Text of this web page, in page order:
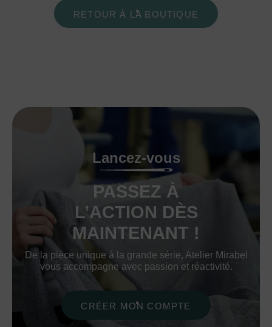
RETOUR À LA BOUTIQUE
Lancez-vous
PASSEZ À
L’ACTION DÈS
MAINTENANT !
De la pièce unique à la grande série, Atelier Mirabel
vous accompagne avec passion et réactivité.
CRÉER MON COMPTE